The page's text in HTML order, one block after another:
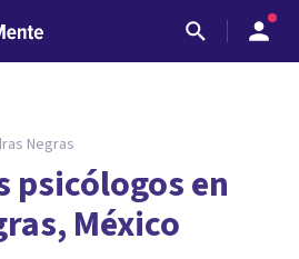
para encontrar el
preguntas y te ofreceremos
Negras
psicólogos en
México